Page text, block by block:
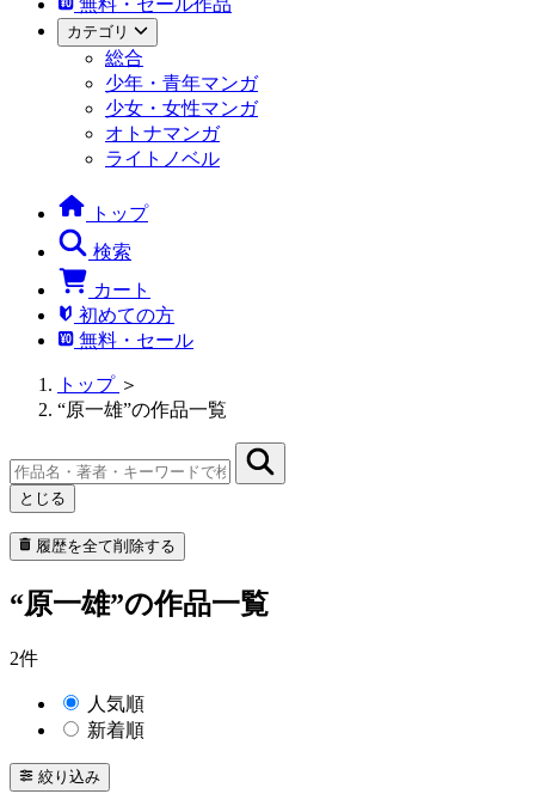
無料・セール作品
カテゴリ
総合
少年・青年マンガ
少女・女性マンガ
オトナマンガ
ライトノベル
トップ
検索
カート
初めての方
無料・セール
トップ ＞
“原一雄”の作品一覧
とじる
履歴を全て削除する
“原一雄”の作品一覧
2件
人気順
新着順
絞り込み